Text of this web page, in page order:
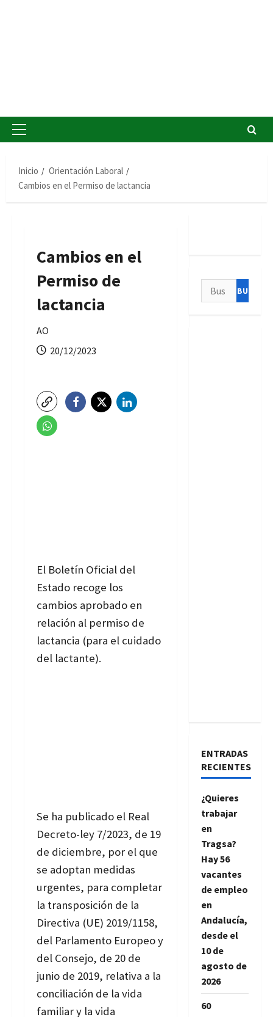
Menú
Inicio
Orientación Laboral
Cambios en el Permiso de lactancia
Cambios en el
Permiso de
lactancia
AO
20/12/2023
El Boletín Oficial del
Estado recoge los
cambios aprobado en
relación al permiso de
lactancia (para el cuidado
del lactante).
Se ha publicado el Real
Decreto-ley 7/2023, de 19
de diciembre, por el que
se adoptan medidas
urgentes, para completar
la transposición de la
Directiva (UE) 2019/1158,
del Parlamento Europeo y
del Consejo, de 20 de
junio de 2019, relativa a la
conciliación de la vida
familiar y la vida
Buscar:
ENTRADAS
RECIENTES
¿Quieres
trabajar
en
Tragsa?
Hay 56
vacantes
de empleo
en
Andalucía,
desde el
10 de
agosto de
2026
60